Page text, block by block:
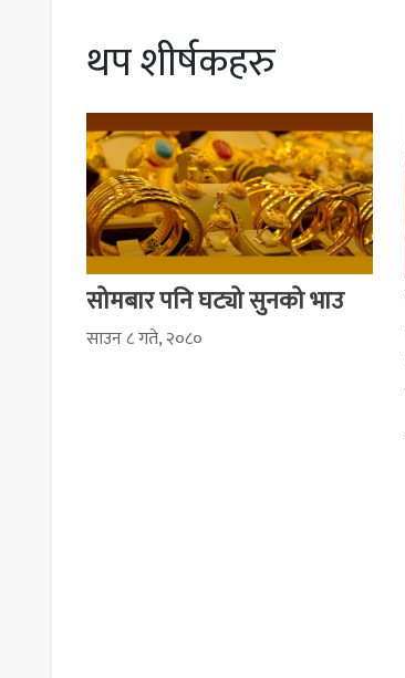
थप शीर्षकहरु
सोमबार पनि घट्यो सुनको भाउ
साउन ८ गते, २०८०